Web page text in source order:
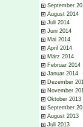
September
August 2014
Juli 2014
Juni 2014
Mai 2014
April 2014
März 2014
Februar 2014
Januar 2014
Dezember
November
Oktober 2013
September
August 2013
Juli 2013